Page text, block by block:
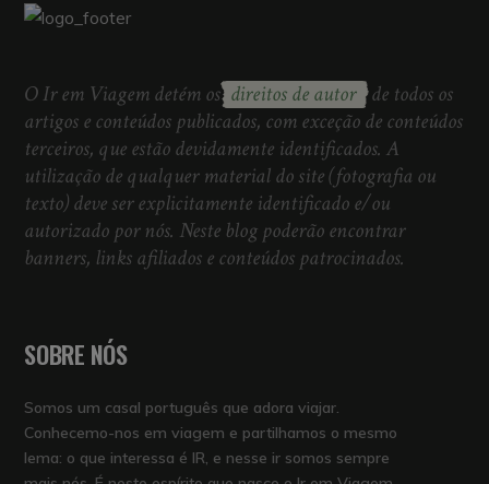
O Ir em Viagem detém os direitos de autor de todos os
artigos e conteúdos publicados, com exceção de conteúdos
terceiros, que estão devidamente identificados. A
utilização de qualquer material do site (fotografia ou
texto) deve ser explicitamente identificado e/ou
autorizado por nós. Neste blog poderão encontrar
banners, links afiliados e conteúdos patrocinados.
SOBRE NÓS
Somos um casal português que adora viajar.
Conhecemo-nos em viagem e partilhamos o mesmo
lema: o que interessa é IR, e nesse ir somos sempre